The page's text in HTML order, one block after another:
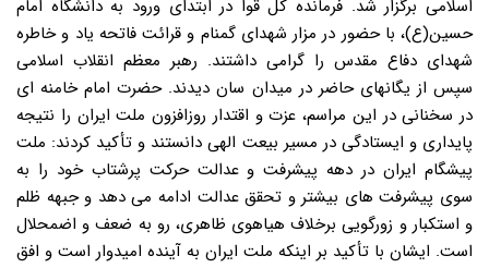
اسلامی برگزار شد. فرمانده کل قوا در ابتدای ورود به دانشگاه امام
حسین(ع)، با حضور در مزار شهدای گمنام و قرائت فاتحه یاد و خاطره
شهدای دفاع مقدس را گرامی داشتند. رهبر معظم انقلاب اسلامی
سپس از یگانهای حاضر در میدان سان دیدند. حضرت امام خامنه ای
در سخنانی در این مراسم، عزت و اقتدار روزافزون ملت ایران را نتیجه
پایداری و ایستادگی در مسیر بیعت الهی دانستند و تأکید کردند: ملت
پیشگام ایران در دهه پیشرفت و عدالت حرکت پرشتاب خود را به
سوی پیشرفت های بیشتر و تحقق عدالت ادامه می دهد و جبهه ظلم
و استکبار و زورگویی برخلاف هیاهوی ظاهری، رو به ضعف و اضمحلال
است. ایشان با تأکید بر اینکه ملت ایران به آینده امیدوار است و افق